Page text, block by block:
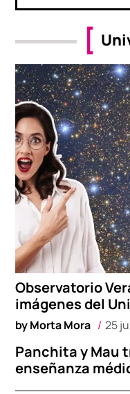
Observatorio
imágenes del
byMorta Mora 25
Panchita y Mau
enseñanza